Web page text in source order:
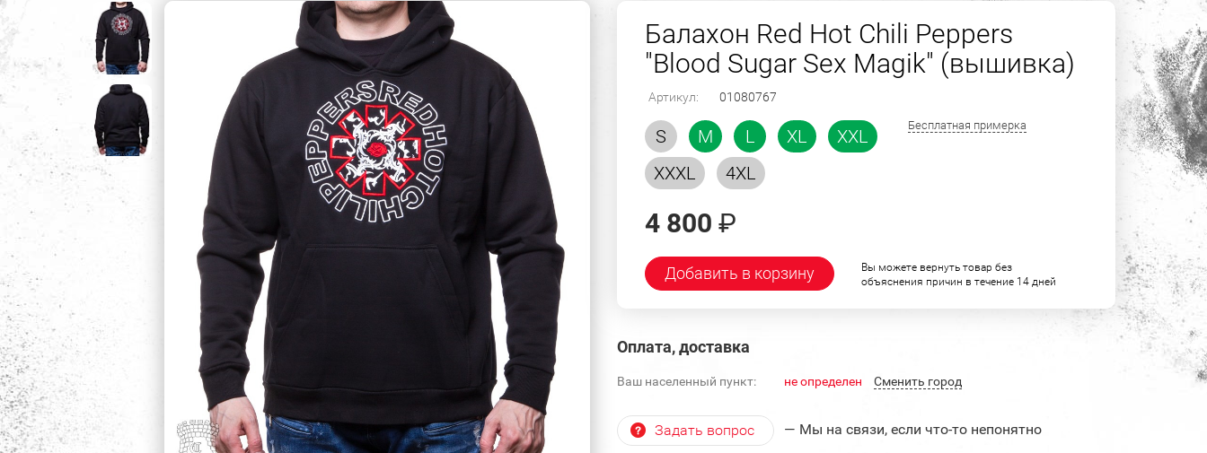
Балахон Red Hot Chili Peppers
"Blood Sugar Sex Magik" (вышивка)
Артикул: 01080767
S M L XL
XXL
XXXL
4XL
Бесплатная примерка
4 800 ₽
Добавить в корзину
Вы можете вернуть товар без
объяснения причин в течение 14 дней
Оплата, доставка
Ваш населенный пункт: не определен Cменить город
Задать вопрос — Мы на связи, если что-то непонятно